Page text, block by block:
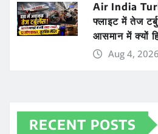
Air India
फ्लाइट में तेज
आसमान में क्यों
Aug 4, 2026
RECENT POSTS